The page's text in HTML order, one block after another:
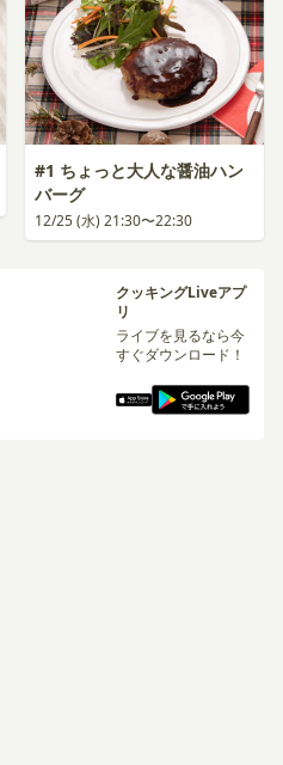
#1 ちょっと大人な醤油ハン
バーグ
12/25 (水) 21:30〜22:30
クッキングLiveアプ
リ
ライブを見るなら今
すぐダウンロード！